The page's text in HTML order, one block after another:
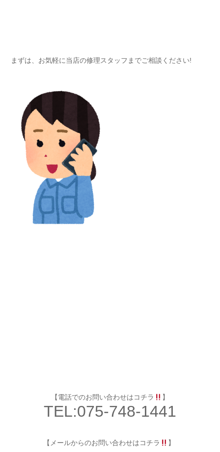
まずは、お気軽に当店の修理スタッフまでご相談ください!
【電話でのお問い合わせはコチラ 】
TEL:075-748-1441
【メールからのお問い合わせはコチラ 】